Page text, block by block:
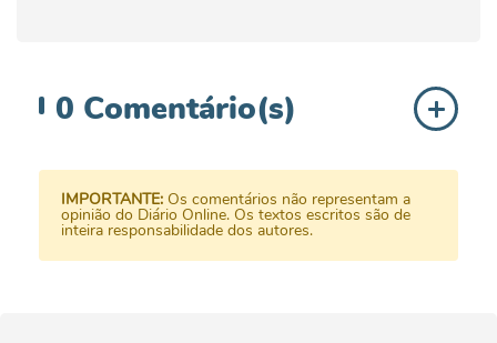
0 Comentário(s)
IMPORTANTE: Os comentários não representam a
opinião do Diário Online. Os textos escritos são de
inteira responsabilidade dos autores.